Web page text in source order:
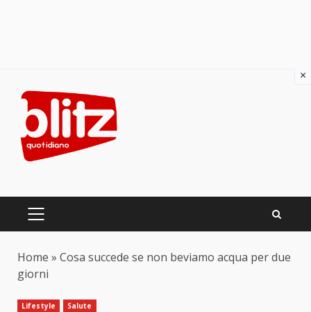
content
PRIMARY
Home » Cosa succede se non beviamo acqua per due
giorni
Lifestyle Salute
×